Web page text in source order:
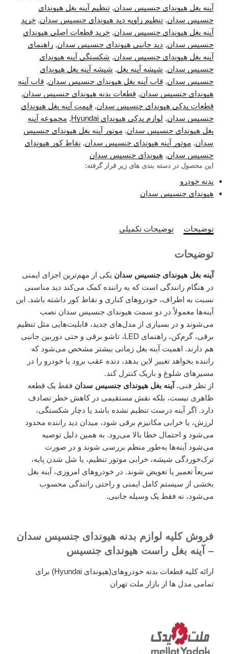
آینه بغل هیوندای جنسیس سدان, تنظیم آینه بغل هیوندای
جنسیس سدان, تنظیم زاویه دید هیوندای جنسیس سدان, خرید
آینه بغل هیوندای جنسیس سدان, خرید قطعات اصلی هیوندای
جنسیس سدان, دید جانبی هیوندای جنسیس سدان, راهنمای
آینه بغل هیوندای جنسیس سدان, شکستگی آینه هیوندای
جنسیس سدان, شیشه آینه بغل, شیشه آینه بغل هیوندای
جنسیس سدان, قاب آینه بغل هیوندای جنسیس سدان, قاب آینه
هیوندای جنسیس سدان, قطعات بدنه هیوندای جنسیس سدان,
قطعات یدکی هیوندای جنسیس سدان, قیمت آینه بغل هیوندای
جنسیس سدان, لوازم یدکی هیوندای Hyundai , مجموعه آینه
بغل هیوندای جنسیس سدان, موتور آینه بغل هیوندای جنسیس
سدان, موتور آینه هیوندای جنسیس سدان, نقاط کور هیوندای
جنسیس سدان, هیوندای جنسیس سدان
این محصول در دسته بندی های زیر قرار گرفته:
بدنه خودرو
هیوندای جنسیس سدان
توضیحات توضیحات تکمیلی
توضیحات
آینه بغل هیوندای جنسیس سدان یکی از مهم‌ترین اجزای ایمنی
در هنگام رانندگی است که به راننده کمک می‌کند دید مناسبی
نسبت به اطراف، خودروهای کناری و نقاط کور داشته باشد. این
آینه‌ها معمولاً در دو سمت هیوندای جنسیس سدان نصب
می‌شوند و در بسیاری از مدل‌های جدید، قابلیت‌هایی مثل تنظیم
برقی، گرم‌کن، راهنمای LED، تاشو برقی و حتی دوربین جانبی
هم دارند. اهمیت آینه بغل زمانی بیشتر مشخص می‌شود که
راننده بخواهد تغییر لاین بدهد، دنده عقب برود یا خودرو را در
مسیرهای شلوغ و باریک کنترل کند.
از نظر فنی، آینه بغل هیوندای جنسیس سدان فقط یک قطعه
ظاهری نیست، بلکه نقش مستقیمی در کاهش خطر تصادف
دارد. اگر آینه درست تنظیم نشده باشد یا دچار شکستگی،
لرزش، یا خرابی مکانیزم برقی شود، میدان دید راننده محدود
می‌شود و احتمال خطا بالا می‌رود. به همین دلیل توصیه
می‌شود آینه‌ها به‌طور منظم بررسی شوند و در صورت
ترک‌خوردگی شیشه، خرابی موتور تنظیم، یا شل شدن پایه،
سریعاً تعمیر یا تعویض شوند. در خودروهای امروزی، آینه بغل
بخشی از سیستم کامل ایمنی و راحتی رانندگی محسوب
می‌شود، نه فقط یک وسیله جانبی.
فروش کلیه لوازم بدنه هیوندای جنسیس سدان
– آینه بغل راست هیوندای جنسیس
ارائه کلیه قطعات بدنه خودروهای(هیوندای Hyundai) برای
تمامی مدل ها از بازار ملت تهران